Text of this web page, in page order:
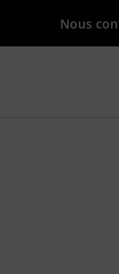
Nous
avec le